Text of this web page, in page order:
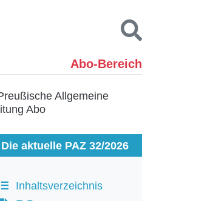
Abo-Bereich
Kontakt
Die aktuelle PAZ 32/2026
Inhaltsverzeichnis